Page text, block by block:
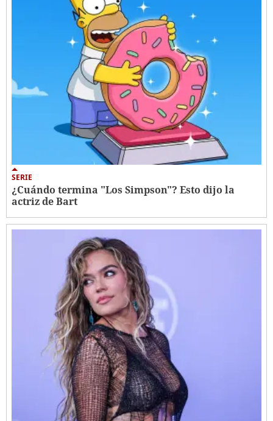
SERIE
¿Cuándo termina "Los Simpson"? Esto dijo la
actriz de Bart